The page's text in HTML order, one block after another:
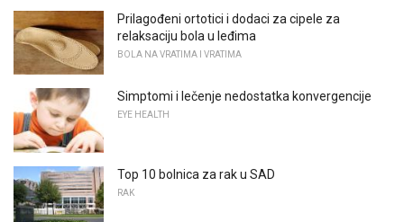
Prilagođeni ortotici i dodaci za cipele za
relaksaciju bola u leđima
BOLA NA VRATIMA I VRATIMA
Simptomi i lečenje nedostatka konvergencije
EYE HEALTH
Top 10 bolnica za rak u SAD
RAK